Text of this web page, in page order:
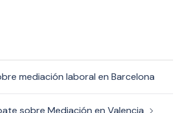
mediación laboral en Barcelona
sobre Mediación en Valencia